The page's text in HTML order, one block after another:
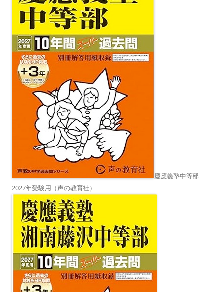
慶應義塾中等部
2027年受験用（声の教育社）